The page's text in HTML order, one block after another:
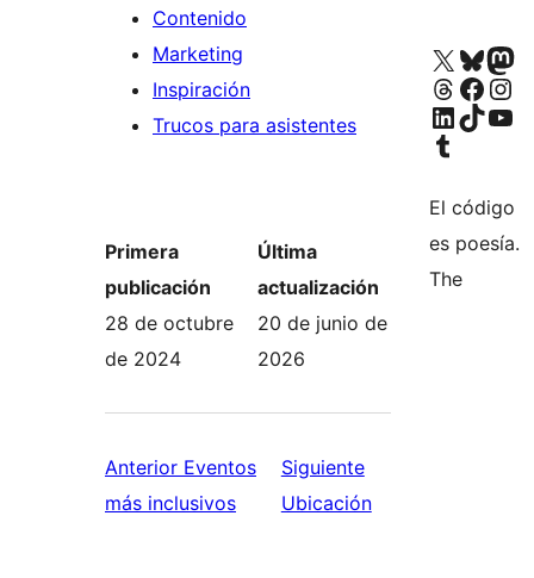
Contenido
Marketing
Inspiración
Trucos para asistentes
Primera
publicación
28 de octubre
de 2024
Última
actualización
20 de junio de
2026
Anterior Eventos
más inclusivosAnterior:
Siguiente
UbicaciónSiguiente:
Visita nuestra cuenta de X (anteriormente Twitter)
Visita nuestra cuenta
Visita
Visita nuestra cuenta de
Visita nuestra
Visita
Visita nuestra cuenta de
Visita nuestra cuenta de
Visita
Visita nuestra cuenta de Tumblr
El código
es poesía.
The